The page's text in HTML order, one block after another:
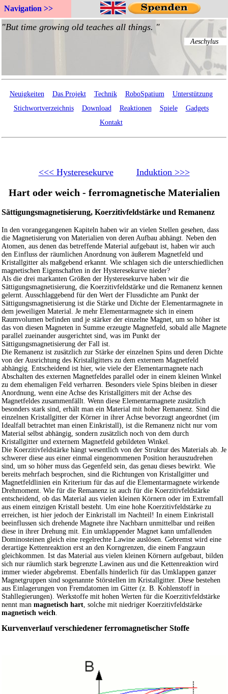
Navigation >>
Neuigkeiten Das Projekt Technik RoboSpatium
Unterstützung
Stichwortverzeichnis
Download Reaktionen Spiele
Gadgets
Kontakt
<<< Hysteresekurve Induktion >>>
Hart oder weich - ferromagnetische Materialien
Sättigungsmagnetisierung, Koerzitivfeldstärke und Remanenz
In den vorangegangenen Kapiteln haben wir an vielen Stellen gesehen, dass
die Magnetisierung von Materialien von deren Aufbau abhängt. Neben den
Atomen, aus denen das betreffende Material aufgebaut ist, haben wir auch
den Einfluss der räumlichen Anordnung von äußerem Magnetfeld und
Kristallgitter als maßgebend erkannt. Wie schlagen sich die unterschiedlichen
magnetischen Eigenschaften in der Hysteresekurve nieder?
Als die drei markanten Größen der Hysteresekurve haben wir die
Sättigungsmagnetisierung, die Koerzitivfeldstärke und die Remanenz kennen
gelernt. Ausschlaggebend für den Wert der Flussdichte am Punkt der
Sättigungsmagnetisierung ist die Stärke und Dichte der Elementarmagnete in
dem jeweiligen Material. Je mehr Elementarmagnete sich in einem
Raumvolumen befinden und je stärker der einzelne Magnet, um so höher ist
das von diesen Magneten in Summe erzeugte Magnetfeld, sobald alle Magnete
parallel zueinander ausgerichtet sind, was im Punkt der
Sättigungsmagnetisierung der Fall ist.
Die Remanenz ist zusätzlich zur Stärke der einzelnen Spins und deren Dichte
von der Ausrichtung des Kristallgitters zu dem externem Magnetfeld
abhängig. Entscheidend ist hier, wie viele der Elementarmagnete nach
Abschalten des externen Magnetfeldes parallel oder in einem kleinen Winkel
zu dem ehemaligen Feld verharren. Besonders viele Spins bleiben in dieser
Anordnung, wenn eine Achse des Kristallgitters mit der Achse des
Magnetfeldes zusammenfällt. Wenn diese Elementarmagnete zusätzlich
besonders stark sind, erhält man ein Material mit hoher Remanenz. Sind die
einzelnen Kristallgitter der Körner in ihrer Achse bevorzugt angeordnet (im
Idealfall betrachtet man einen Einkristall), ist die Remanenz nicht nur vom
Material selbst abhängig, sondern zusätzlich noch von dem durch
Kristallgitter und externem Magnetfeld gebildeten Winkel.
Die Koerzitivfeldstärke hängt wesentlich von der Struktur des Materials ab. Je
schwerer diese aus einer einmal eingenommenen Position herauszudrehen
sind, um so höher muss das Gegenfeld sein, das genau dieses bewirkt. Wie
bereits mehrfach besprochen, sind die Richtungen von Kristallgitter und
Magnetfeldlinien ein Kriterium für das auf die Elementarmagnete wirkende
Drehmoment. Wie für die Remanenz ist auch für die Koerzitivfeldstärke
entscheidend, ob das Material aus vielen kleinen Körnern oder im Extremfall
aus einem einzigen Kristall besteht. Um eine hohe Koerzitivfeldstärke zu
erreichen, ist hier jedoch der Einkristall im Nachteil! In einem Einkristall
beeinflussen sich drehende Magnete ihre Nachbarn unmittelbar und reißen
diese in ihrer Drehung mit. Ein umklappender Magnet kann umfallenden
Dominosteinen gleich eine regelrechte Lawine auslösen. Gebremst wird eine
derartige Kettenreaktion erst an den Korngrenzen, die einem Fangzaun
gleichkommen. Ist das Material aus vielen kleinen Körnern aufgebaut, bilden
sich nur räumlich stark begrenzte Lawinen aus und die Kettenreaktion wird
immer wieder abgebremst. Ebenfalls hinderlich für das Umklappen ganzer
Magnetgruppen sind sogenannte Störstellen im Kristallgitter. Diese bestehen
aus Einlagerungen von Fremdatomen im Gitter (z. B. Kohlenstoff in
Stahllegierungen). Werkstoffe mit hohen Werten für die Koerzitivfeldstärke
nennt man magnetisch hart, solche mit niedriger Koerzitivfeldstärke
magnetisch weich.
Kurvenverlauf verschiedener ferromagnetischer Stoffe